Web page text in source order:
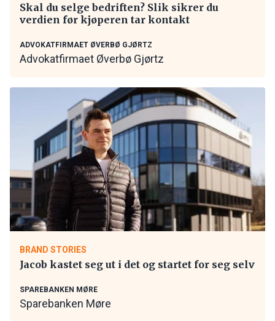
Skal du selge bedriften? Slik sikrer du
verdien før kjøperen tar kontakt
ADVOKATFIRMAET ØVERBØ GJØRTZ
Advokatfirmaet Øverbø Gjørtz
BRAND STORIES
Jacob kastet seg ut i det og startet for seg selv
SPAREBANKEN MØRE
Sparebanken Møre